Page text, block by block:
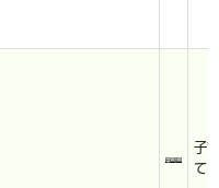
子育
て